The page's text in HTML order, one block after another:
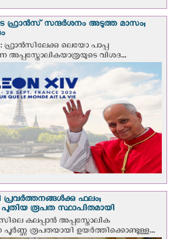
ഫ്രാന്‍സ് സന്ദര്‍ശനം അടുത്ത മാസം;
ഫ്രാൻസിലേക്കു ലെയോ പാപ്പ
അപ്പസ്തോലികയാത്രയുടെ വിശദ...
പ്രവർത്തനങ്ങൾക്കു ഫലം;
പുതിയ രൂപത സ്ഥാപിതമായി
കലപ്പാൻ അപ്പസ്തോലിക
പൂർണ്ണ രൂപതയായി ഉയർത്തിക്കൊണ്ടുള്ള...